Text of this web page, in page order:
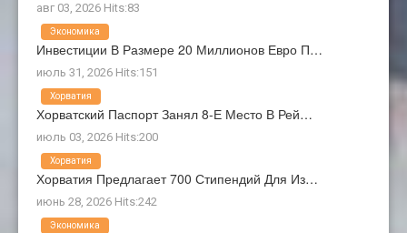
авг 03, 2026 Hits:83
Инвестиции В Размере 20 Миллионов Евро П…
июль 31, 2026 Hits:151
Экономика
Хорватский Паспорт Занял 8-Е Место В Рей…
июль 03, 2026 Hits:200
Хорватия
Хорватия Предлагает 700 Стипендий Для Из…
июнь 28, 2026 Hits:242
Хорватия
Экономика